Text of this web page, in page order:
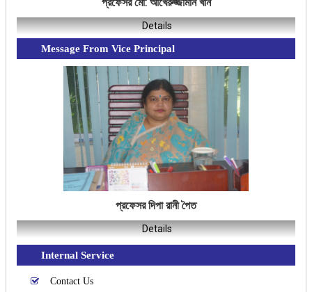
Details
Message From Vice Principal
প্রফেসর দিপা রানী পৈত
Details
Internal Service
Contact Us